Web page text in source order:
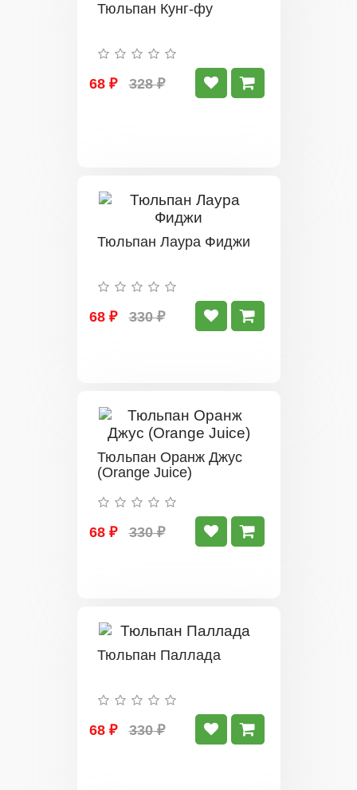
Тюльпан Кунг-фу
68 ₽ 328 ₽
Тюльпан Лаура Фиджи
68 ₽ 330 ₽
Тюльпан Оранж Джус
(Orange Juice)
68 ₽ 330 ₽
Тюльпан Паллада
68 ₽ 330 ₽